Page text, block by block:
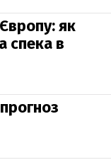
як
спека в